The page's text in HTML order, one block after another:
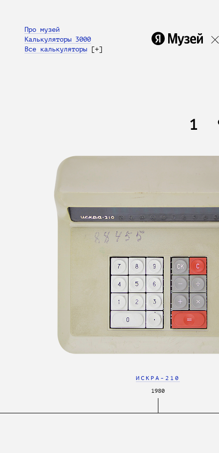
Про музей
Калькуляторы 3000
Все калькуляторы [+]
ИСКРА-210
1980